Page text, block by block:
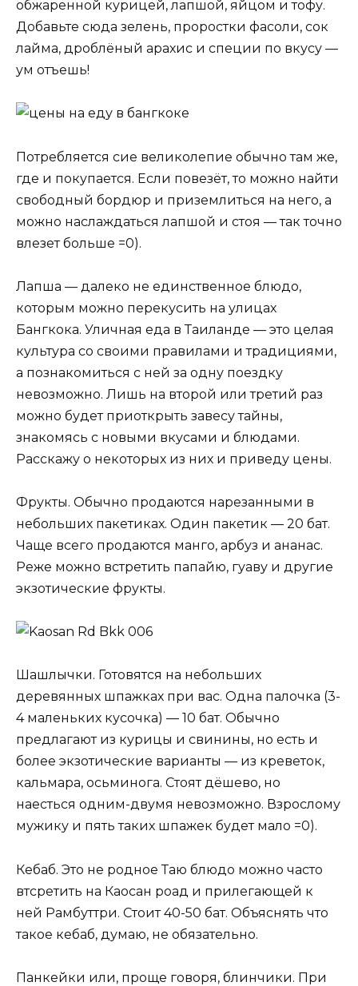
обжаренной курицей, лапшой, яйцом и тофу.
Добавьте сюда зелень, проростки фасоли, сок
лайма, дроблёный арахис и специи по вкусу —
ум отъешь!
Потребляется сие великолепие обычно там же,
где и покупается. Если повезёт, то можно найти
свободный бордюр и приземлиться на него, а
можно наслаждаться лапшой и стоя — так точно
влезет больше =0).
Лапша — далеко не единственное блюдо,
которым можно перекусить на улицах
Бангкока. Уличная еда в Таиланде — это целая
культура со своими правилами и традициями,
а познакомиться с ней за одну поездку
невозможно. Лишь на второй или третий раз
можно будет приоткрыть завесу тайны,
знакомясь с новыми вкусами и блюдами.
Расскажу о некоторых из них и приведу цены.
Фрукты. Обычно продаются нарезанными в
небольших пакетиках. Один пакетик — 20 бат.
Чаще всего продаются манго, арбуз и ананас.
Реже можно встретить папайю, гуаву и другие
экзотические фрукты.
Шашлычки. Готовятся на небольших
деревянных шпажках при вас. Одна палочка (3-
4 маленьких кусочка) — 10 бат. Обычно
предлагают из курицы и свинины, но есть и
более экзотические варианты — из креветок,
кальмара, осьминога. Стоят дёшево, но
наесться одним-двумя невозможно. Взрослому
мужику и пять таких шпажек будет мало =0).
Кебаб. Это не родное Таю блюдо можно часто
втсретить на Каосан роад и прилегающей к
ней Рамбуттри. Стоит 40-50 бат. Объяснять что
такое кебаб, думаю, не обязательно.
Панкейки или, проще говоря, блинчики. При